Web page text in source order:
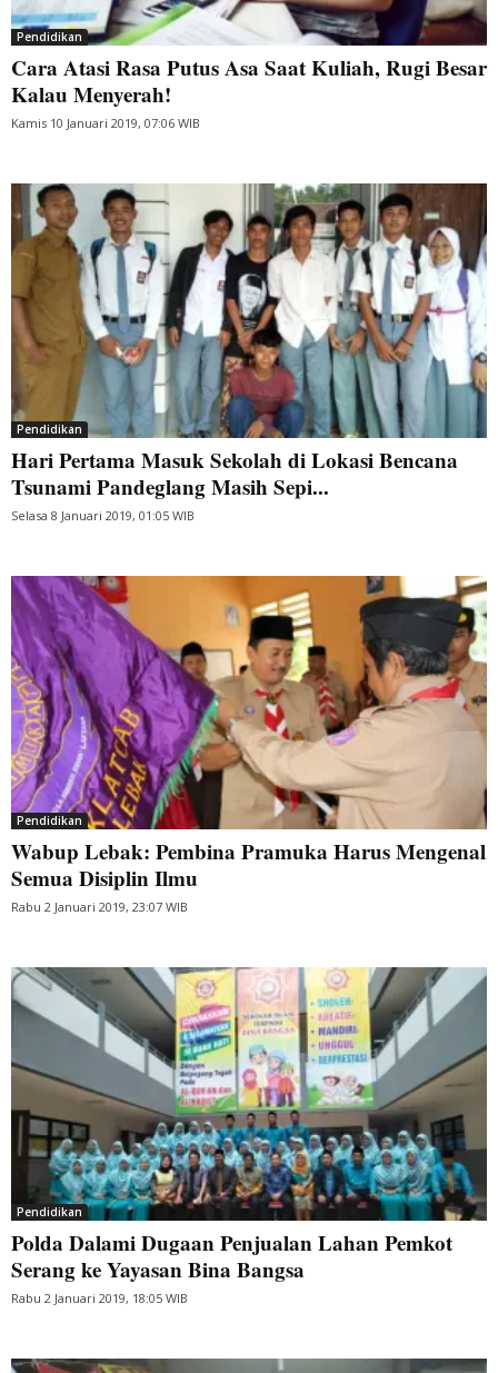
Pendidikan
Cara Atasi Rasa Putus Asa Saat Kuliah, Rugi Besar
Kalau Menyerah!
Kamis 10 Januari 2019, 07:06 WIB
Pendidikan
Hari Pertama Masuk Sekolah di Lokasi Bencana
Tsunami Pandeglang Masih Sepi...
Selasa 8 Januari 2019, 01:05 WIB
Pendidikan
Wabup Lebak: Pembina Pramuka Harus Mengenal
Semua Disiplin Ilmu
Rabu 2 Januari 2019, 23:07 WIB
Pendidikan
Polda Dalami Dugaan Penjualan Lahan Pemkot
Serang ke Yayasan Bina Bangsa
Rabu 2 Januari 2019, 18:05 WIB